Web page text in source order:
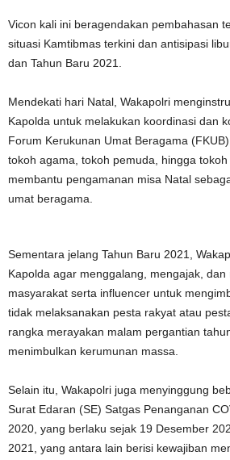
Vicon kali ini beragendakan pembahasan
situasi Kamtibmas terkini dan antisipasi
dan Tahun Baru 2021.
Mendekati hari Natal, Wakapolri
Kapolda untuk melakukan koordinasi dan
Forum Kerukunan Umat Beragama
tokoh agama, tokoh pemuda, hingga
membantu pengamanan misa Natal
umat beragama.
Sementara jelang Tahun Baru 2021,
Kapolda agar menggalang, mengajak,
masyarakat serta influencer untuk
tidak melaksanakan pesta rakyat atau
rangka merayakan malam pergantian
menimbulkan kerumunan massa.
Selain itu, Wakapolri juga menyinggung
Surat Edaran (SE) Satgas Penanganan
2020, yang berlaku sejak 19 Desember
2021, yang antara lain berisi kewajiban